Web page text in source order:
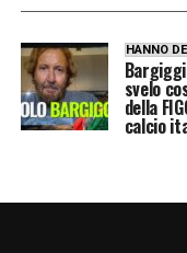
HANNO
svelo
della
calcio